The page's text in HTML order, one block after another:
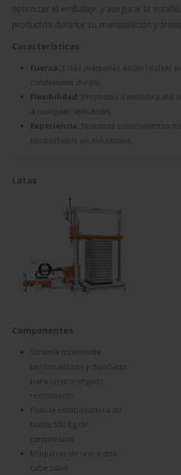
optimizar el embalaje y asegurar la
productos durante su manipulación y
Características
Fuerza: Estas máquinas están hechas
condiciones duras.
Flexibilidad: Proyectos a medida para
a cualquier aplicación.
Experiencia: Nuestros conocimientos
necesidades en soluciones.
Latas
Componentes
Sistema totalmente
personalizado y diseñado
para un prolongado
rendimiento
Platina estabilizadora de
hasta 500 Kg de
compresión
Máquinas de uno o dos
cabezales